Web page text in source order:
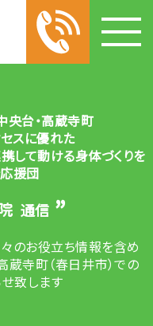
央台・高蔵寺町
セスに優れた
して動ける身体づくりを
援団
通信 ”
のお役立ち情報を含め
蔵寺町（春日井市）での
致します